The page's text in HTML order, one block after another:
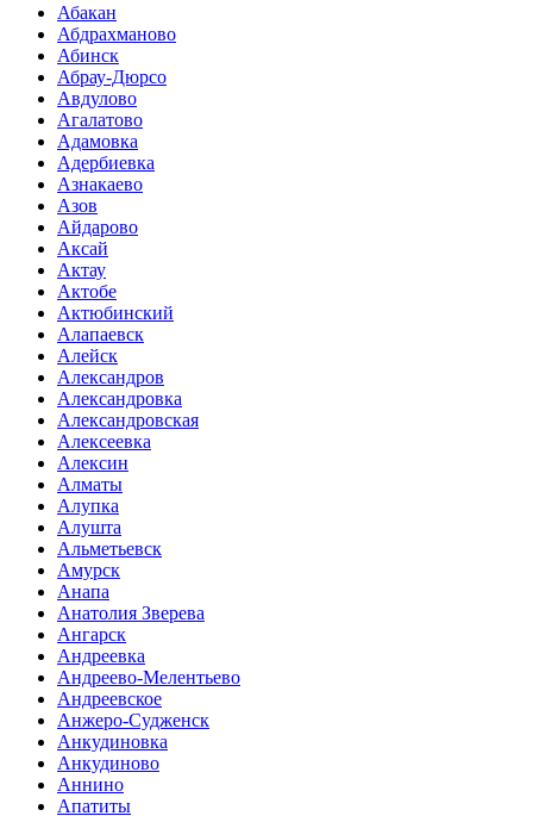
Абакан
Абдрахманово
Абинск
Абрау-Дюрсо
Авдулово
Агалатово
Адамовка
Адербиевка
Азнакаево
Азов
Айдарово
Аксай
Актау
Актобе
Актюбинский
Алапаевск
Алейск
Александров
Александровка
Александровская
Алексеевка
Алексин
Алматы
Алупка
Алушта
Альметьевск
Амурск
Анапа
Анатолия Зверева
Ангарск
Андреевка
Андреево-Мелентьево
Андреевское
Анжеро-Судженск
Анкудиновка
Анкудиново
Аннино
Апатиты